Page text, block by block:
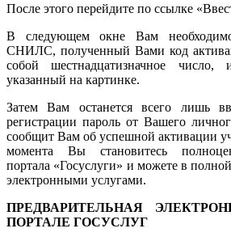
После этого перейдите по ссылке
В следующем окне Вам
СНИЛС, полученный Вами код
собой шестнадцатизначное
указанный на картинке.
Затем Вам останется всего лишь
регистрации пароль от Вашего
сообщит Вам об успешной активации
момента Вы становитесь
портала «Госуслуги» и можете в
электронными услугами.
ПРЕДВАРИТЕЛЬНАЯ
ПОРТАЛЕ ГОСУСЛУГ